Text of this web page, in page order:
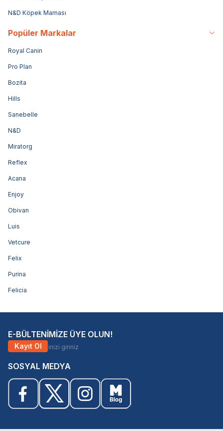
N&D Köpek Maması
Popüler Markalar
Royal Canin
Pro Plan
Bozita
Hills
Sanebelle
N&D
Miratorg
Reflex
Acana
Enjoy
Obivan
Luis
Vetcure
Felix
Purina
Felicia
E-BÜLTENİMİZE ÜYE OLUN!
Kayıt Ol
SOSYAL MEDYA